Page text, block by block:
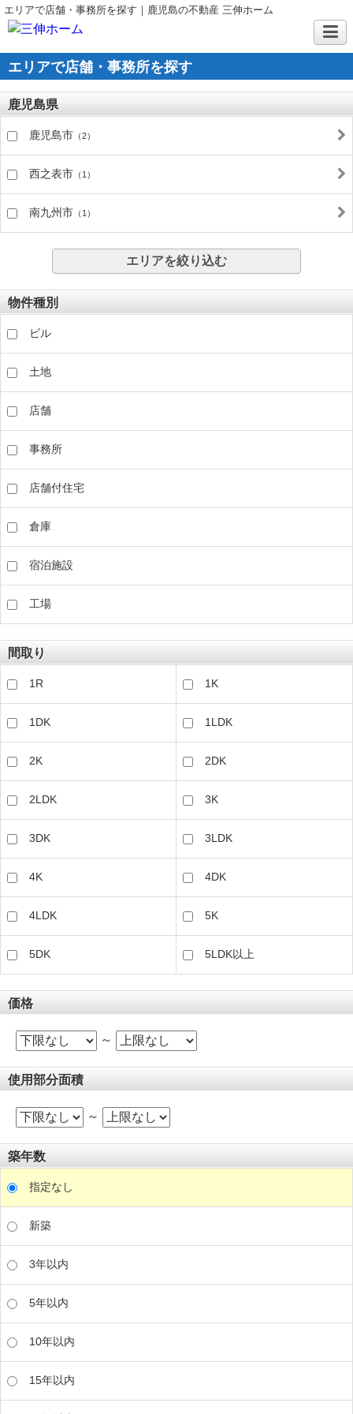
エリアで店舗・事務所を探す｜鹿児島の不動産 三伸ホーム
エリアで店舗・事務所を探す
鹿児島県
鹿児島市 （2）
西之表市 （1）
南九州市 （1）
エリアを絞り込む
物件種別
ビル
土地
店舗
事務所
店舗付住宅
倉庫
宿泊施設
工場
間取り
1R 1K
1DK 1LDK
2K 2DK
2LDK 3K
3DK 3LDK
4K 4DK
4LDK 5K
5DK 5LDK以上
価格
～
使用部分面積
～
築年数
指定なし
新築
3年以内
5年以内
10年以内
15年以内